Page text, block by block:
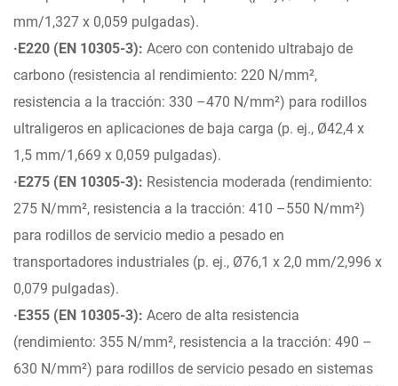
mm/1,327 x 0,059 pulgadas).
·E220 (EN 10305-3): Acero con contenido ultrabajo de
carbono (resistencia al rendimiento: 220 N/mm²,
resistencia a la tracción: 330 –470 N/mm²) para rodillos
ultraligeros en aplicaciones de baja carga (p. ej., Ø42,4 x
1,5 mm/1,669 x 0,059 pulgadas).
·E275 (EN 10305-3): Resistencia moderada (rendimiento:
275 N/mm², resistencia a la tracción: 410 –550 N/mm²)
para rodillos de servicio medio a pesado en
transportadores industriales (p. ej., Ø76,1 x 2,0 mm/2,996 x
0,079 pulgadas).
·E355 (EN 10305-3): Acero de alta resistencia
(rendimiento: 355 N/mm², resistencia a la tracción: 490 –
630 N/mm²) para rodillos de servicio pesado en sistemas